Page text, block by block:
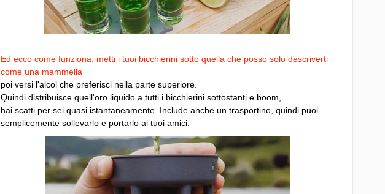
Ed ecco come funziona: metti i tuoi bicchierini sotto quella che posso solo descriverti
come una mammella
poi versi l'alcol che preferisci nella parte superiore.
Quindi distribuisce quell'oro liquido a tutti i bicchierini sottostanti e boom,
hai scatti per sei quasi istantaneamente. Include anche un trasportino, quindi puoi
semplicemente sollevarlo e portarlo ai tuoi amici.